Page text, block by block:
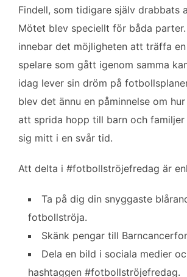
Findell, som tidigare själv drabbats
Mötet blev speciellt för båda parter.
innebar det möjligheten att träffa
spelare som gått igenom samma
idag lever sin dröm på
blev det ännu en påminnelse om
att sprida hopp till barn och familjer
sig mitt i en svår tid.
Att delta i #fotbollströjefredag är
Ta på dig din snyggaste
fotbollströja.
Skänk pengar till
Dela en bild i sociala medier
hashtaggen #fotbollströjefredag.